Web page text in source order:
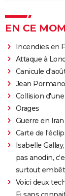
EN CE
Incendies en
Attaque à
Canicule
Jean
Collision
Orages
Guerre en Iran
Carte de
Isabelle
pas anodin,
surtout
Voici deux